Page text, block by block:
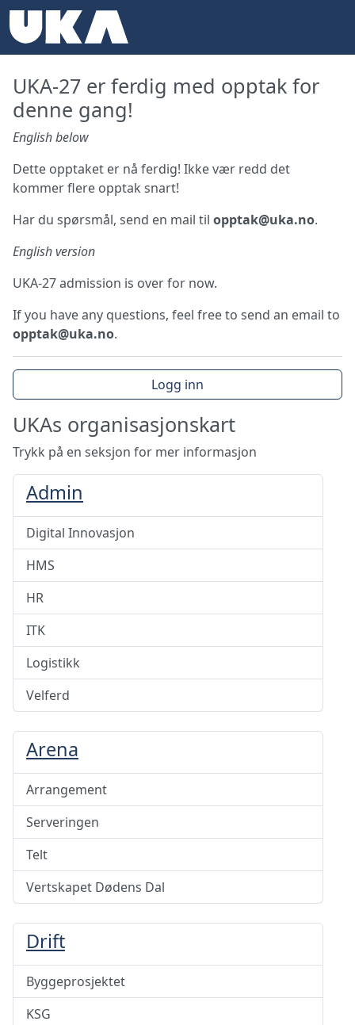
UKA-27 er ferdig med opptak for
denne gang!
English below
Dette opptaket er nå ferdig! Ikke vær redd det
kommer flere opptak snart!
Har du spørsmål, send en mail til opptak@uka.no.
English version
UKA-27 admission is over for now.
If you have any questions, feel free to send an email to
opptak@uka.no.
Logg inn
UKAs organisasjonskart
Trykk på en seksjon for mer informasjon
Admin
Digital Innovasjon
HMS
HR
ITK
Logistikk
Velferd
Arena
Arrangement
Serveringen
Telt
Vertskapet Dødens Dal
Drift
Byggeprosjektet
KSG